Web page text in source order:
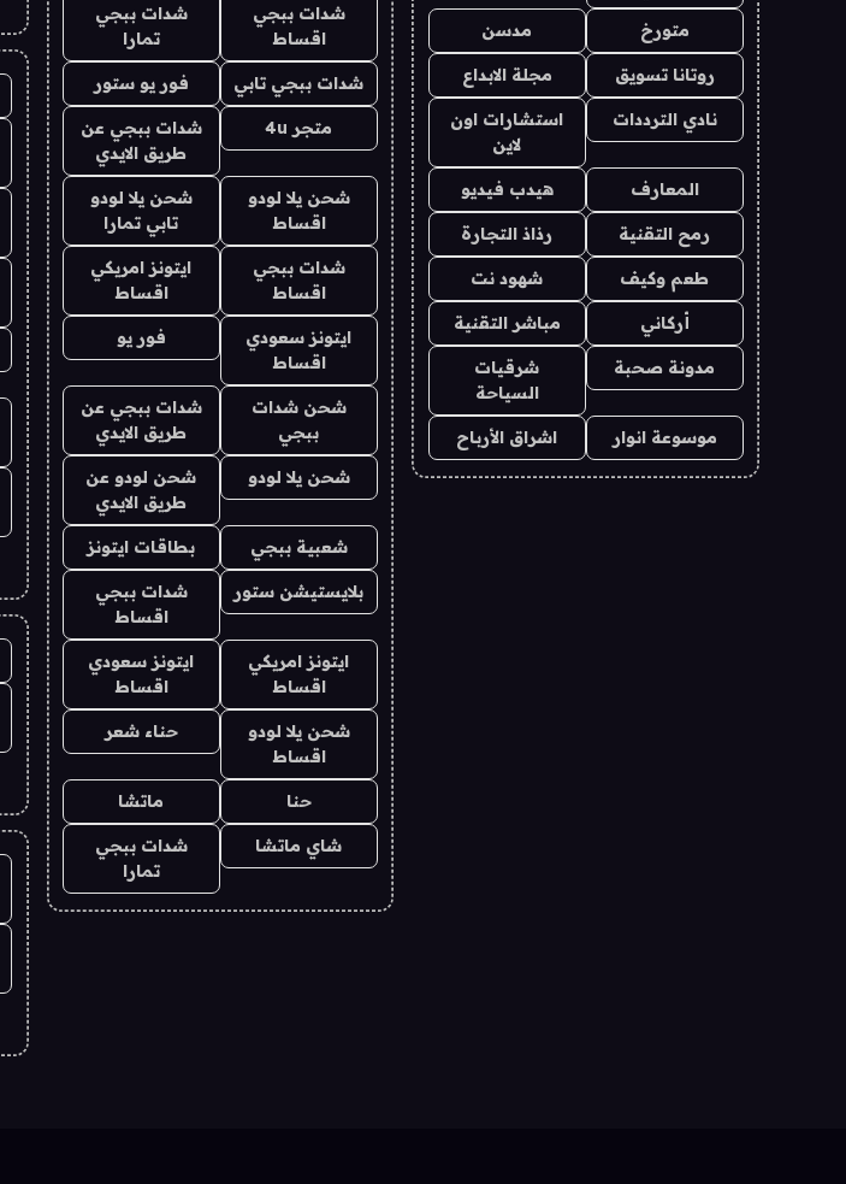
متورخ مدسن
روتانا تسويق مجلة الابداع
نادي الترددات
استشارات اون
لاين
المعارف هيدب فيديو
رمح التقنية رذاذ التجارة
طعم وكيف شهود نت
أركاني مباشر التقنية
مدونة صحبة
شرقيات
السياحة
موسوعة انوار اشراق الأرباح
شدات ببجي
اقساط
شدات ببجي
تمارا
شدات ببجي تابي فور يو ستور
متجر 4u
شدات ببجي عن
طريق الايدي
شحن يلا لودو
اقساط
شحن يلا لودو
تابي تمارا
شدات ببجي
اقساط
ايتونز امريكي
اقساط
ايتونز سعودي
اقساط
فور يو
شحن شدات
ببجي
شدات ببجي عن
طريق الايدي
شحن يلا لودو
شحن لودو عن
طريق الايدي
شعبية ببجي بطاقات ايتونز
بلايستيشن ستور
شدات ببجي
اقساط
ايتونز امريكي
اقساط
ايتونز سعودي
اقساط
شحن يلا لودو
اقساط
حناء شعر
حنا ماتشا
شاي ماتشا
شدات ببجي
تمارا